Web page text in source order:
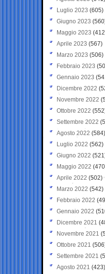
Luglio 2023 (605)
Giugno 2023
Maggio 2023
Aprile 2023 (567)
Marzo 2023 (506)
Febbraio 2023
Gennaio 2023
Dicembre 2022
Novembre 2022
Ottobre 2022
Settembre 2022
Agosto 2022 (584)
Luglio 2022 (562)
Giugno 2022
Maggio 2022
Aprile 2022 (502)
Marzo 2022 (542)
Febbraio 2022
Gennaio 2022
Dicembre 2021
Novembre 2021
Ottobre 2021
Settembre 2021
Agosto 2021 (423)